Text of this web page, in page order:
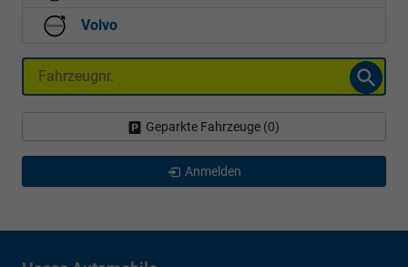
Volvo
Fahrzeugnr.
Geparkte Fahrzeuge (0)
Anmelden